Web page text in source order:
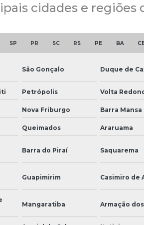
cidades e regiões
SP PR SC RS PE BA
São Gonçalo Duque de
Petrópolis Volta
Nova Friburgo Barra Mansa
Queimados Araruama
Barra do Piraí Saquarema
Guapimirim Casimiro de
Mangaratiba Armação